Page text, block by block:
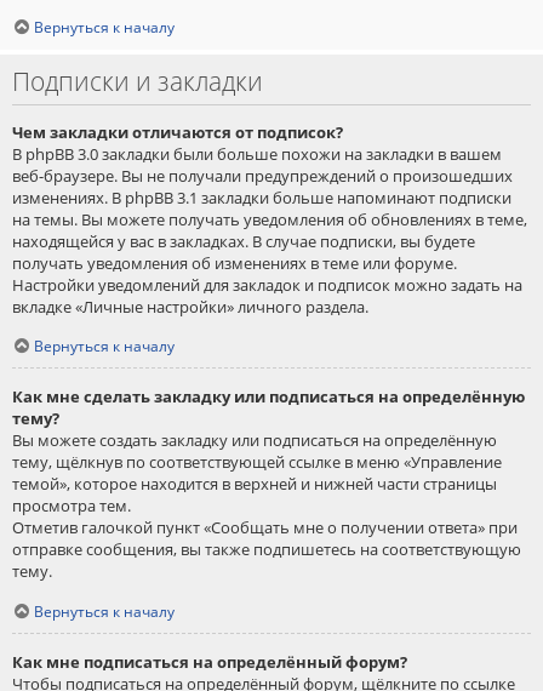
Вернуться к началу
Подписки и закладки
Чем закладки отличаются от подписок?
В phpBB 3.0 закладки были больше похожи на закладки в вашем
веб-браузере. Вы не получали предупреждений о произошедших
изменениях. В phpBB 3.1 закладки больше напоминают подписки
на темы. Вы можете получать уведомления об обновлениях в теме,
находящейся у вас в закладках. В случае подписки, вы будете
получать уведомления об изменениях в теме или форуме.
Настройки уведомлений для закладок и подписок можно задать на
вкладке «Личные настройки» личного раздела.
Вернуться к началу
Как мне сделать закладку или подписаться на определённую
тему?
Вы можете создать закладку или подписаться на определённую
тему, щёлкнув по соответствующей ссылке в меню «Управление
темой», которое находится в верхней и нижней части страницы
просмотра тем.
Отметив галочкой пункт «Сообщать мне о получении ответа» при
отправке сообщения, вы также подпишетесь на соответствующую
тему.
Вернуться к началу
Как мне подписаться на определённый форум?
Чтобы подписаться на определённый форум, щёлкните по ссылке